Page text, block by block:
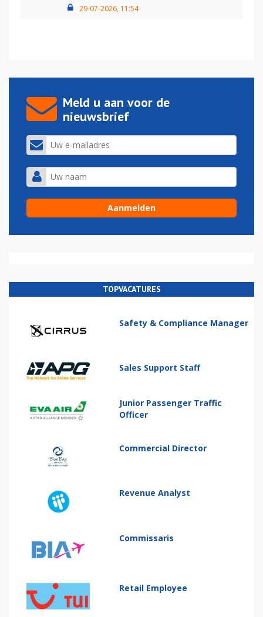
29-07-2026, 11:54
Meld u aan voor de
nieuwsbrief
TOPVACATURES
Safety & Compliance Manager
Sales Support Staff
Junior Passenger Traffic
Officer
Commercial Director
Revenue Analyst
Commissaris
Retail Employee